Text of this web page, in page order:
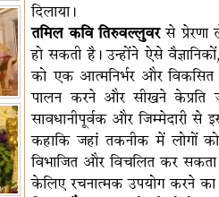
दिलाया।
तमिल कवि तिरुवल्लुवरसे प्रेरणा
हो सकती है। उन्होंने ऐसे
को एक आत्मनिर्भर और विकसित
पालन करने और सीखने केप्रति
सावधानीपूर्वक और जिम्मेदारी से
कहाकि जहां तकनीक में लोगों को
विभाजित और विचलित कर सकता
केलिए रचनात्मक उपयोग करने का